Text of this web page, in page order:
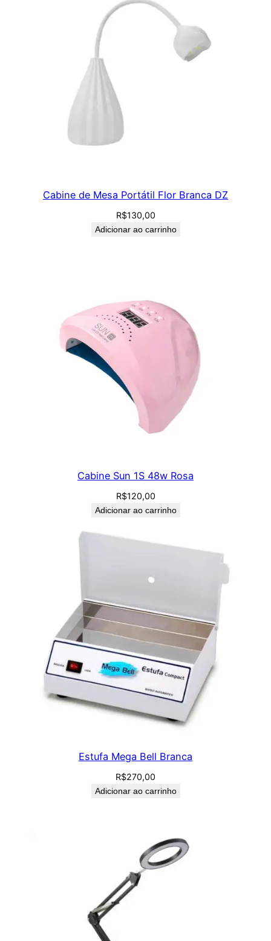
Cabine de Mesa Portátil Flor Branca DZ
R$130,00
Adicionar ao carrinho
Cabine Sun 1S 48w Rosa
R$120,00
Adicionar ao carrinho
Estufa Mega Bell Branca
R$270,00
Adicionar ao carrinho